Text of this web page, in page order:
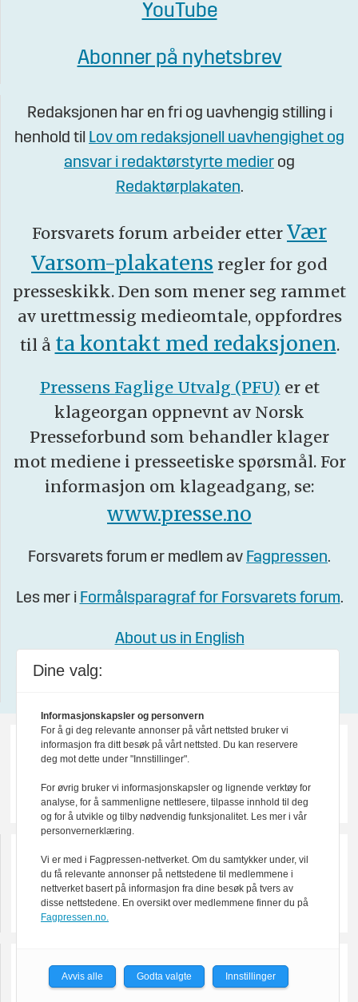
YouTube
Abonner på nyhetsbrev
Redaksjonen har en fri og uavhengig stilling i
henhold til Lov om redaksjonell uavhengighet og
ansvar i redaktørstyrte medier og
Redaktørplakaten.
Forsvarets forum arbeider etter Vær
Varsom-plakatens regler for god
presseskikk. Den som mener seg rammet
av urettmessig medieomtale, oppfordres
til å ta kontakt med redaksjonen.
Pressens Faglige Utvalg (PFU) er et
klageorgan oppnevnt av Norsk
Presseforbund som behandler klager
mot mediene i presseetiske spørsmål. For
informasjon om klageadgang, se:
www.presse.no
Forsvarets forum er medlem av Fagpressen.
Les mer i Formålsparagraf for Forsvarets forum.
About us in English
Design by Nordström Design
Dine valg:
Informasjonskapsler og personvern
For å gi deg relevante annonser på vårt nettsted bruker vi
informasjon fra ditt besøk på vårt nettsted. Du kan reservere
deg mot dette under "Innstillinger".
For øvrig bruker vi informasjonskapsler og lignende verktøy for
analyse, for å sammenligne nettlesere, tilpasse innhold til deg
og for å utvikle og tilby nødvendig funksjonalitet. Les mer i vår
personvernerklæring.
Vi er med i Fagpressen-nettverket. Om du samtykker under, vil
du få relevante annonser på nettstedene til medlemmene i
nettverket basert på informasjon fra dine besøk på tvers av
disse nettstedene. En oversikt over medlemmene finner du på
Fagpressen.no.
Avvis alle Godta valgte Innstillinger